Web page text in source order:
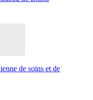
de soins et de